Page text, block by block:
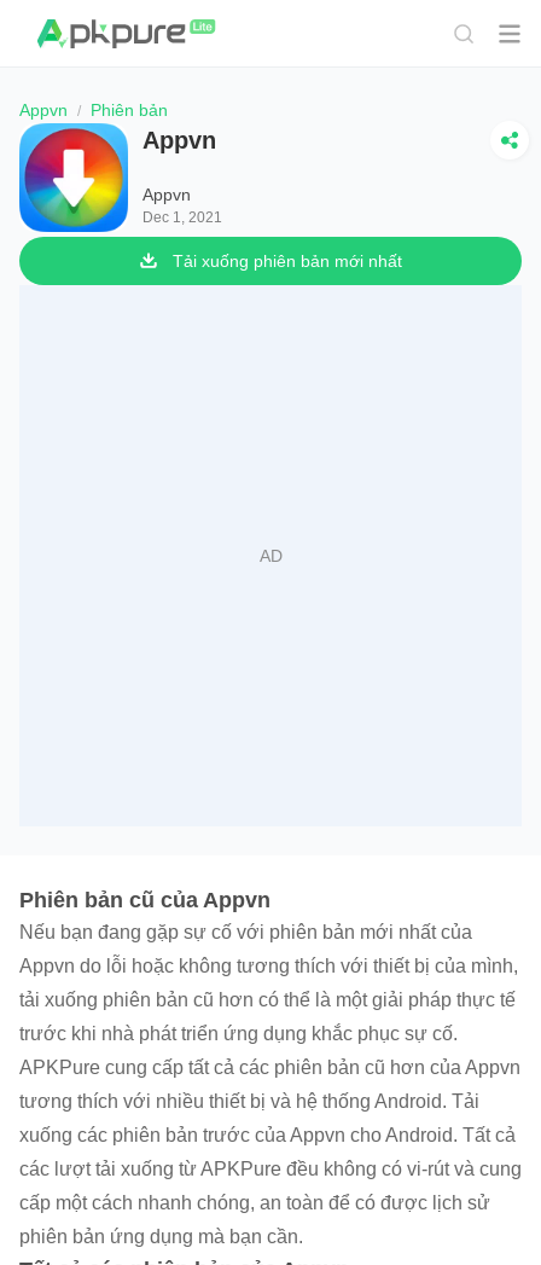
Appvn Phiên bản
Appvn
Appvn
Dec 1, 2021
Tải xuống phiên bản mới nhất
Phiên bản cũ của Appvn
Nếu bạn đang gặp sự cố với phiên bản mới nhất của
Appvn do lỗi hoặc không tương thích với thiết bị của mình,
tải xuống phiên bản cũ hơn có thể là một giải pháp thực tế
trước khi nhà phát triển ứng dụng khắc phục sự cố.
APKPure cung cấp tất cả các phiên bản cũ hơn của Appvn
tương thích với nhiều thiết bị và hệ thống Android. Tải
xuống các phiên bản trước của Appvn cho Android. Tất cả
các lượt tải xuống từ APKPure đều không có vi-rút và cung
cấp một cách nhanh chóng, an toàn để có được lịch sử
phiên bản ứng dụng mà bạn cần.